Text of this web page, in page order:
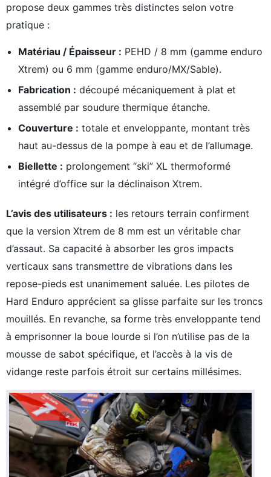
propose deux gammes très distinctes selon votre
pratique :
Matériau / Épaisseur : PEHD / 8 mm (gamme enduro
Xtrem) ou 6 mm (gamme enduro/MX/Sable).
Fabrication : découpé mécaniquement à plat et
assemblé par soudure thermique étanche.
Couverture : totale et enveloppante, montant très
haut au-dessus de la pompe à eau et de l’allumage.
Biellette : prolongement “ski” XL thermoformé
intégré d’office sur la déclinaison Xtrem.
L’avis des utilisateurs : les retours terrain confirment
que la version Xtrem de 8 mm est un véritable char
d’assaut. Sa capacité à absorber les gros impacts
verticaux sans transmettre de vibrations dans les
repose-pieds est unanimement saluée. Les pilotes de
Hard Enduro apprécient sa glisse parfaite sur les troncs
mouillés. En revanche, sa forme très enveloppante tend
à emprisonner la boue lourde si l’on n’utilise pas de la
mousse de sabot spécifique, et l’accès à la vis de
vidange reste parfois étroit sur certains millésimes.